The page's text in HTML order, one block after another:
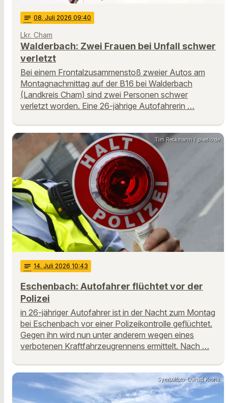
notes 08. Juli 2026 09:40
Lkr. Cham
Walderbach: Zwei Frauen bei Unfall schwer
verletzt
Bei einem Frontalzusammenstoß zweier Autos am
Montagnachmittag auf der B16 bei Walderbach
(Landkreis Cham) sind zwei Personen schwer
verletzt worden. Eine 26-jährige Autofahrerin …
Tim Reckmann / pixelio.de
notes 14. Juli 2026 10:43
Eschenbach: Autofahrer flüchtet vor der
Polizei
in 26-jähriger Autofahrer ist in der Nacht zum Montag
bei Eschenbach vor einer Polizeikontrolle geflüchtet.
Gegen ihn wird nun unter anderem wegen eines
verbotenen Kraftfahrzeugrennens ermittelt. Nach …
Symbolfoto: Daniel Kroha